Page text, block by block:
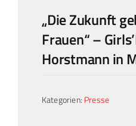
„Die Zukunft
Frauen“ –
Horstmann in
Kategorien: Presse